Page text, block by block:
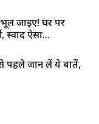
भूल जाइए! घर पर
स्वाद ऐसा...
पहले जान लें ये बातें,